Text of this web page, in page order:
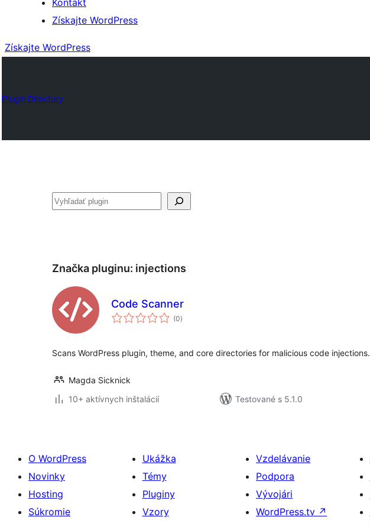
Kontakt
Získajte WordPress
Získajte WordPress
Plugin Directory
Hľadať
Značka pluginu: injections
Code Scanner
(0celkové
hodnotenie
)
Scans WordPress plugin, theme, and core directories for malicious code injections.
Magda Sicknick
10+ aktívnych inštalácií
Testované s 5.1.0
O WordPress
Novinky
Hosting
Súkromie
Ukážka
Témy
Pluginy
Vzory
Vzdelávanie
Podpora
Vývojári
WordPress.tv ↗